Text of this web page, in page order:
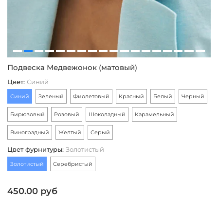
Подвеска Медвежонок (матовый)
Цвет: Синий
Синий Зеленый Фиолетовый Красный Белый Черный
Бирюзовый Розовый Шоколадный Карамельный
Виноградный Желтый Серый
Цвет фурнитуры: Золотистый
Золотистый Серебристый
450.00 руб